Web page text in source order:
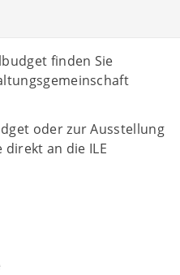
finden Sie
oder zur Ausstellung
direkt an die ILE